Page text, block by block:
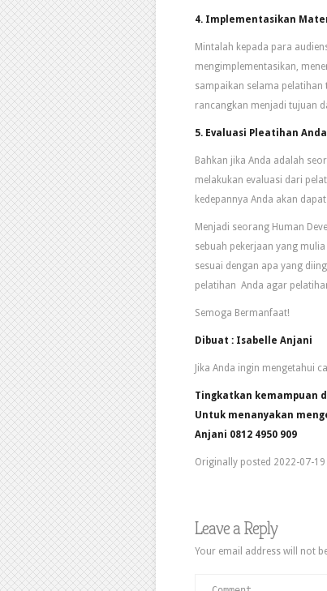
4. Implementasikan
Mintalah kepada para
mengimplementasikan,
sampaikan selama pelatihan
rancangkan menjadi tujuan
5. Evaluasi Pleatihan Anda
Bahkan jika Anda adalah
melakukan evaluasi dari
kedepannya Anda akan
Menjadi seorang Human
sebuah pekerjaan yang
sesuai dengan apa yang
pelatihan Anda agar
Semoga Bermanfaat!
Dibuat : Isabelle Anjani
Jika Anda ingin mengetahui
Tingkatkan kemampuan
Untuk menanyakan
Anjani 0812 4950 909
Originally posted 2022-07-
Leave a Reply
Your email address will not